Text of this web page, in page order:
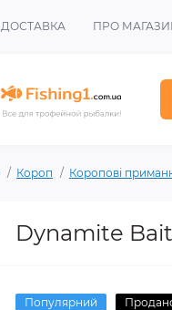
ДОСТАВКА ПРО
Короп Коропові
Dynamite
Популярний